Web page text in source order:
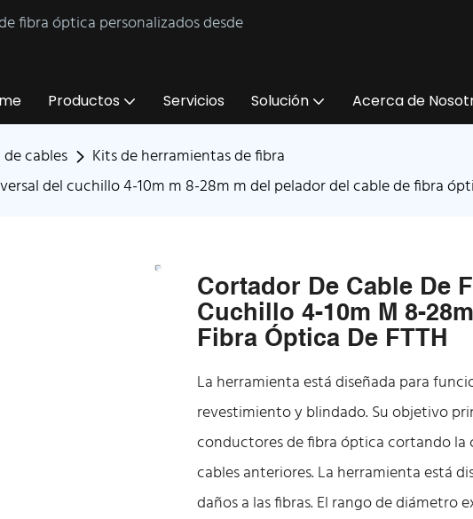
fibra óptica personalizados desde
Productos Servicios Solución Acerca de
cables
Kits de herramientas de fibra
del cuchillo 4-10m m 8-28m m del pelador del cable de fibra
Cortador De Cable De
Cuchillo 4-10m M 8-
Fibra Óptica De FTTH
La herramienta está diseñada para
revestimiento y blindado. Su objetivo
conductores de fibra óptica cortando
cables anteriores. La herramienta está
daños a las fibras. El rango de diámetro